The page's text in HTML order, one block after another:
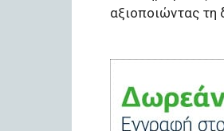
αξιοποιώντας τη